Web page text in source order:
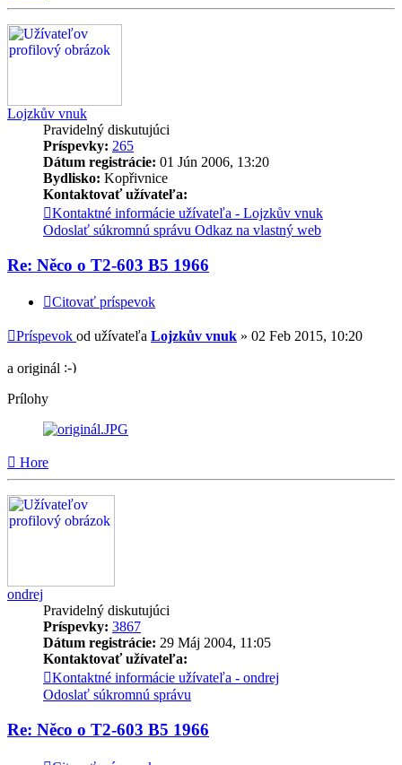
Lojzkův vnuk
Pravidelný diskutujúci
Príspevky: 265
Dátum registrácie: 01 Jún 2006, 13:20
Bydlisko: Kopřivnice
Kontaktovať užívateľa:
Kontaktné informácie užívateľa - Lojzkův vnuk
Odoslať súkromnú správu Odkaz na vlastný web
Re: Něco o T2-603 B5 1966
Citovať príspevok
Príspevok od užívateľa Lojzkův vnuk » 02 Feb 2015, 10:20
a originál
Prílohy
Hore
ondrej
Pravidelný diskutujúci
Príspevky: 3867
Dátum registrácie: 29 Máj 2004, 11:05
Kontaktovať užívateľa:
Kontaktné informácie užívateľa - ondrej
Odoslať súkromnú správu
Re: Něco o T2-603 B5 1966